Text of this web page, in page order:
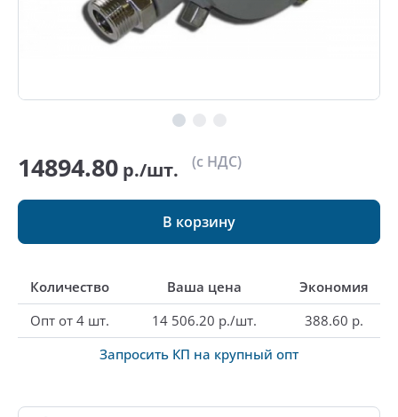
14894.80 р./шт. (с НДС)
В корзину
Количество Ваша цена
Экономия
Опт от 4 шт.
14 506.20 р./шт.
388.60 р.
Запросить КП на крупный опт